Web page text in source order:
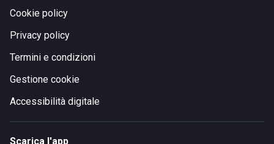
equilibrata e armoniosa in tutta la struttura.
Orario del Silenzio:
le 12:30 e le 16:30
Cene sotto le Stelle:
Aperitivi Lounge:
lounge bar con cocktail ricercati.
ZERO BARRIERE E ANIMA GREEN (Sostenibilità)
Cookie policy
Privacy policy
Termini e condizioni
Gestione cookie
Accessibilità digitale
Scarica l'app